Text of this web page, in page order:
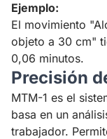
Ejemplo:
El movimiento
objeto a 30 cm"
0,06 minutos.
Precisión
MTM-1 es el
basa en un
trabajador.